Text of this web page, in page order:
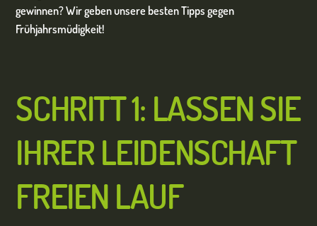
gewinnen? Wir geben unsere besten Tipps gegen
Frühjahrsmüdigkeit!
SCHRITT 1: LASSEN SIE
IHRER LEIDENSCHAFT
FREIEN LAUF